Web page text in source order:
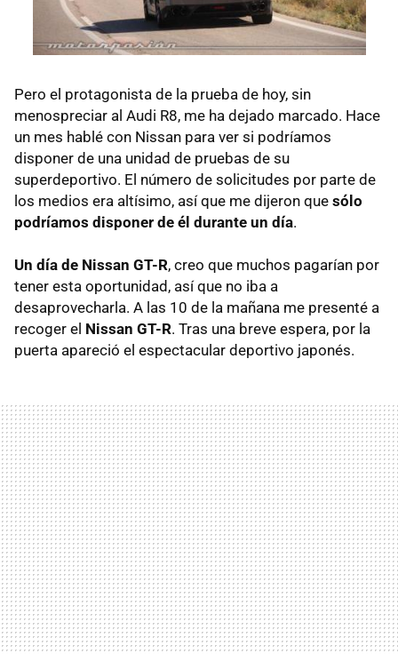
Pero el protagonista de la prueba de hoy, sin
menospreciar al Audi R8, me ha dejado marcado. Hace
un mes hablé con Nissan para ver si podríamos
disponer de una unidad de pruebas de su
superdeportivo. El número de solicitudes por parte de
los medios era altísimo, así que me dijeron que sólo
podríamos disponer de él durante un día.
Un día de Nissan GT-R, creo que muchos pagarían por
tener esta oportunidad, así que no iba a
desaprovecharla. A las 10 de la mañana me presenté a
recoger el Nissan GT-R. Tras una breve espera, por la
puerta apareció el espectacular deportivo japonés.